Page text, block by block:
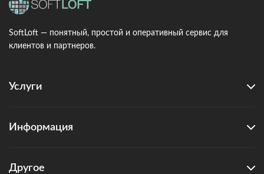
SoftLoft — понятный, простой и оперативный сервис для
клиентов и партнеров.
Услуги
Информация
Другое